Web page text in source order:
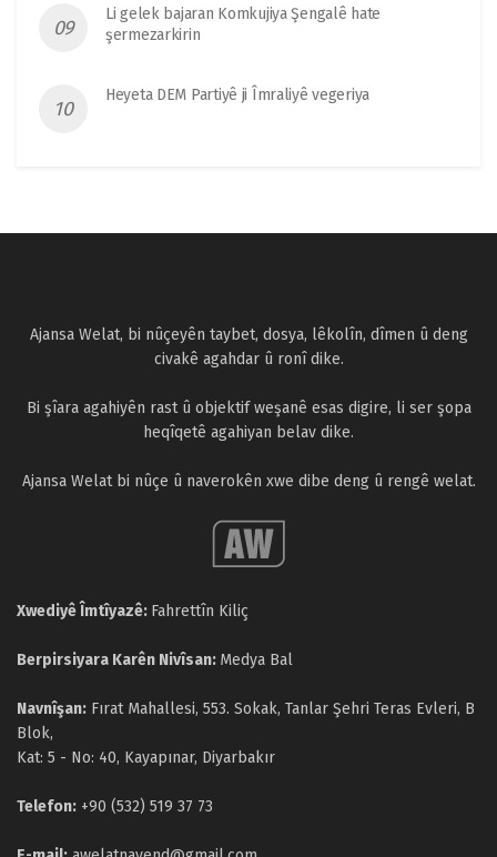
Li gelek bajaran Komkujiya Şengalê hate
şermezarkirin
Heyeta DEM Partiyê ji Îmraliyê vegeriya
Ajansa Welat, bi nûçeyên taybet, dosya, lêkolîn, dîmen û deng
civakê agahdar û ronî dike.
Bi şîara agahiyên rast û objektif weşanê esas digire, li ser şopa
heqîqetê agahiyan belav dike.
Ajansa Welat bi nûçe û naverokên xwe dibe deng û rengê welat.
Xwediyê Îmtîyazê: Fahrettîn Kiliç
Berpirsiyara Karên Nivîsan: Medya Bal
Navnîşan: Fırat Mahallesi, 553. Sokak, Tanlar Şehri Teras Evleri, B
Blok,
Kat: 5 - No: 40, Kayapınar, Diyarbakır
Telefon: +90 (532) 519 37 73